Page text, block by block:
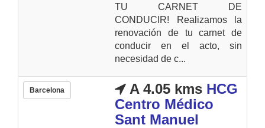
TU CARNET DE
CONDUCIR! Realizamos la
renovación de tu carnet de
conducir en el acto, sin
necesidad de c...
Barcelona A 4.05 kms HCG
Centro Médico
Sant Manuel